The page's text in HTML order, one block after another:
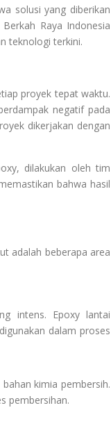
solusi yang diberikan
Raya Indonesia
teknologi terkini.
proyek tepat waktu.
negatif pada
dikerjakan dengan
dilakukan oleh tim
bahwa hasil
adalah beberapa area
intens. Epoxy lantai
dalam proses
kimia pembersih.
pembersihan.